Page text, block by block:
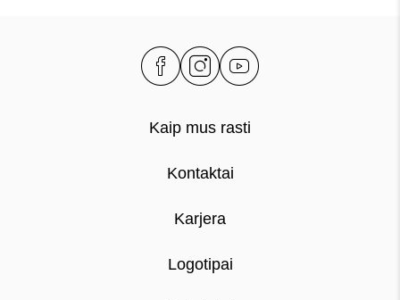
Kaip mus rasti
Kontaktai
Karjera
Logotipai